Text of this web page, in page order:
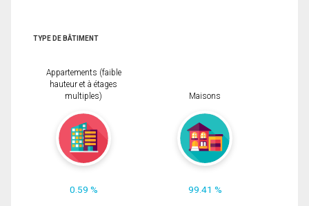
TYPE DE BÂTIMENT
Appartements (faible
hauteur et à étages
multiples)
0.59 %
Maisons
99.41 %